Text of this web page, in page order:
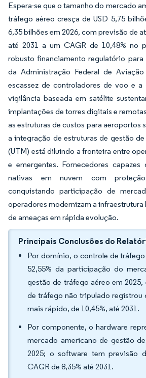
Espera-se que o tamanho do mercado
tráfego aéreo cresça de USD 5,75
6,35 bilhões em 2026, com previsão de
até 2031 a um CAGR de 10,48% no
robusto financiamento regulatório
da Administração Federal de
escassez de controladores de voo e a
vigilância baseada em satélite
implantações de torres digitais e
as estruturas de custos para aeroportos
a integração de estruturas de gestão
(UTM) está diluindo a fronteira entre
e emergentes. Fornecedores capazes
nativas em nuvem com
conquistando participação de
operadores modernizam a infraestrutura
de ameaças em rápida evolução.
Principais Conclusões do
Por domínio, o controle de
52,55% da participação do
gestão de tráfego aéreo em 2025,
de tráfego não tripulado registrou
mais rápido, de 10,45%, até 2031.
Por componente, o hardware
mercado americano de gestão
2025; o software tem previsão
CAGR de 8,35% até 2031.